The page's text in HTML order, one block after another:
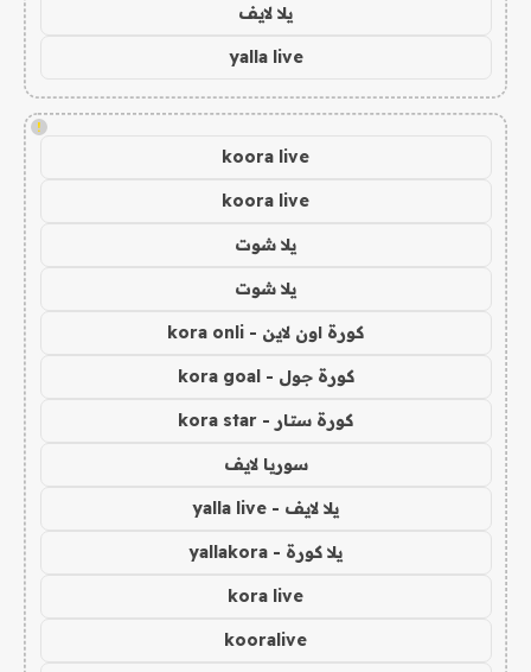
يلا لايف
yalla live
!
koora live
koora live
يلا شوت
يلا شوت
كورة اون لاين - kora onli
كورة جول - kora goal
كورة ستار - kora star
سوريا لايف
يلا لايف - yalla live
يلا كورة - yallakora
kora live
kooralive